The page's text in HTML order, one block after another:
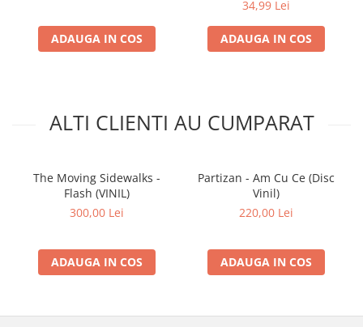
ADAUGA IN COS
34,99 Lei
ADAUGA IN COS
ALTI CLIENTI AU CUMPARAT
The Moving Sidewalks -
Flash (VINIL)
300,00 Lei
ADAUGA IN COS
Partizan - Am Cu Ce (Disc
Vinil)
220,00 Lei
ADAUGA IN COS